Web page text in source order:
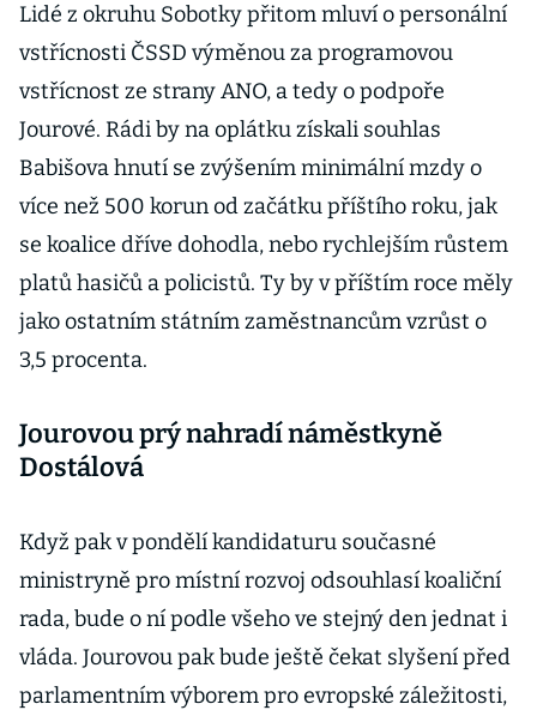
Lidé z okruhu Sobotky přitom mluví o personální
vstřícnosti ČSSD výměnou za programovou
vstřícnost ze strany ANO, a tedy o podpoře
Jourové. Rádi by na oplátku získali souhlas
Babišova hnutí se zvýšením minimální mzdy o
více než 500 korun od začátku příštího roku, jak
se koalice dříve dohodla, nebo rychlejším růstem
platů hasičů a policistů. Ty by v příštím roce měly
jako ostatním státním zaměstnancům vzrůst o
3,5 procenta.
Jourovou prý nahradí náměstkyně
Dostálová
Když pak v pondělí kandidaturu současné
ministryně pro místní rozvoj odsouhlasí koaliční
rada, bude o ní podle všeho ve stejný den jednat i
vláda. Jourovou pak bude ještě čekat slyšení před
parlamentním výborem pro evropské záležitosti,